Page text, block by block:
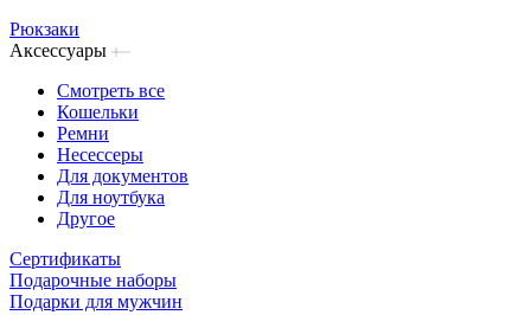
Рюкзаки
Аксессуары
Смотреть все
Кошельки
Ремни
Несессеры
Для документов
Для ноутбука
Другое
Сертификаты
Подарочные наборы
Подарки для мужчин